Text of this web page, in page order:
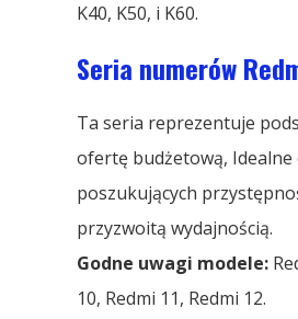
K40, K50, i K60.
Seria numerów
Ta seria reprezentuje
ofertę budżetową, Idealne
poszukujących
przyzwoitą wydajnością.
Godne uwagi modele:
10, Redmi 11, Redmi 12.